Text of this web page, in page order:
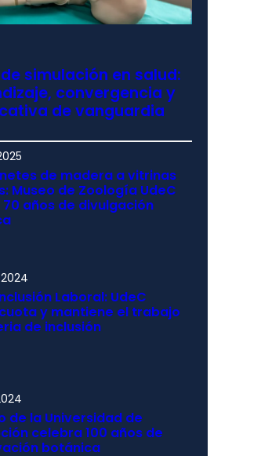
simulación en salud:
convergencia y
de vanguardia
de madera a vitrinas
Museo de Zoología UdeC
años de divulgación
Laboral: UdeC
y mantiene el trabajo
de inclusión
de la Universidad de
celebra 100 años de
botánica